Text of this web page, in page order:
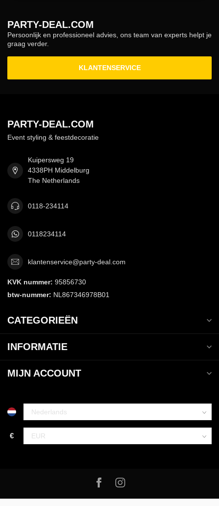
PARTY-DEAL.COM
Persoonlijk en professioneel advies, ons team van experts helpt je
graag verder.
KLANTENSERVICE
PARTY-DEAL.COM
Event styling & feestdecoratie
Kuipersweg 19
4338PH Middelburg
The Netherlands
0118-234114
0118234114
klantenservice@party-deal.com
KVK nummer: 95856730
btw-nummer: NL867346978B01
CATEGORIEËN
INFORMATIE
MIJN ACCOUNT
€